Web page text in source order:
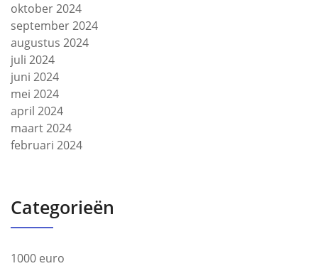
oktober 2024
september 2024
augustus 2024
juli 2024
juni 2024
mei 2024
april 2024
maart 2024
februari 2024
Categorieën
1000 euro